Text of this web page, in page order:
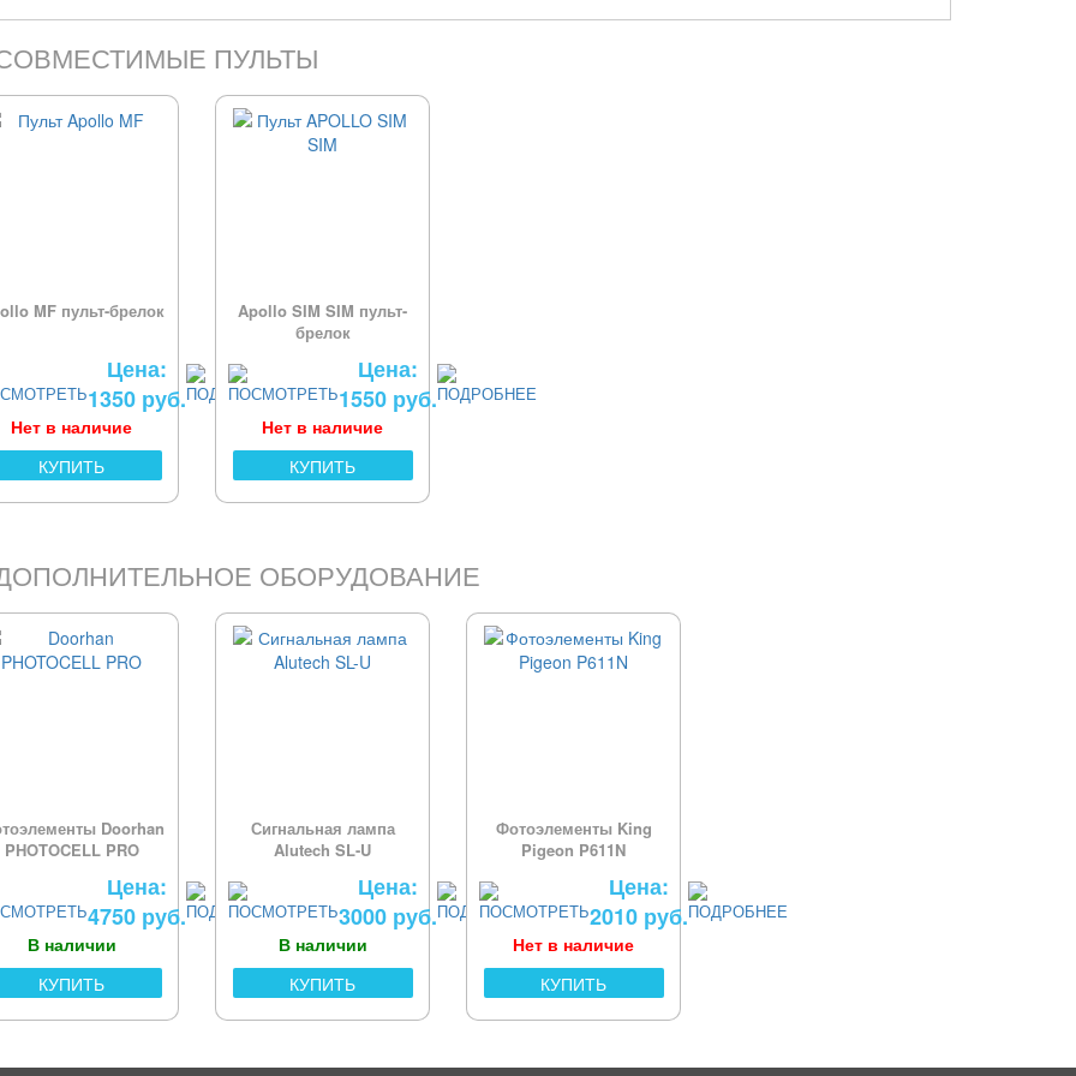
ПУЛЬТЫ
MF пульт-брелок
Цена:
1350 руб.
Нет в наличие
КУПИТЬ
Apollo SIM SIM пульт-
брелок
Цена:
1550 руб.
Нет в наличие
КУПИТЬ
ОБОРУДОВАНИЕ
Doorhan
PHOTOCELL PRO
Цена:
4750 руб.
В наличии
КУПИТЬ
Сигнальная лампа
Alutech SL-U
Цена:
3000 руб.
В наличии
КУПИТЬ
Фотоэлементы King
Pigeon P611N
Цена:
2010 руб.
Нет в наличие
КУПИТЬ